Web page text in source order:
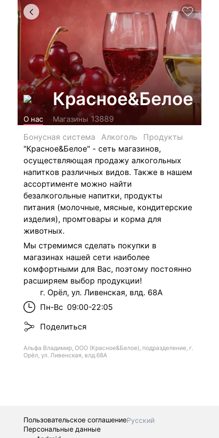
Красное&Белое
О нас Магазины 13889
Бонусная система
Алкоголь
Продукты
"Красное&Белое" - сеть магазинов,
осуществляющая продажу алкогольных
напитков различных видов. Также в нашем
ассортименте можно найти
безалкогольные напитки, продукты
питания (молочные, мясные, кондитерские
изделия), промтовары и корма для
животных.
Мы стремимся сделать покупки в
магазинах нашей сети наиболее
комфортными для Вас, поэтому постоянно
расширяем выбор продукции!
г. Орёл, ул. Ливенская, влд. 68А
Пн-Вс 09:00-22:05
Поделиться
Альфа Владимир, ООО (Красное&Белое), подразделение, г.
Орёл, ул. Ливенская, влд.68А
Пользовательское соглашениеРусский
Персональные данные